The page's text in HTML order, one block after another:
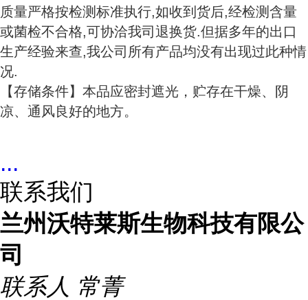
质量严格按检测标准执行,如收到货后,经检测含量
或菌检不合格,可协洽我司退换货.但据多年的出口
生产经验来查,我公司所有产品均没有出现过此种情
况.
【存储条件】本品应密封遮光，贮存在干燥、阴
凉、通风良好的地方。
...
联系我们
兰州沃特莱斯生物科技有限公
司
联系人 常菁